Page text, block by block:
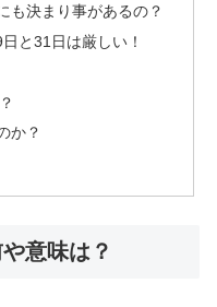
も決まり事があるの？
と31日は厳しい！
か？
意味は？